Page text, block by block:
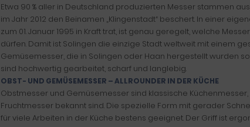
Etwa 90 % aller in Deutschland produzierten Messer stammen
im Jahr 2012 den Beinamen „Klingenstadt“ beschert. In einer
zum 01. Januar 1995 in Kraft trat, ist genau geregelt, welche
dürfen. Damit ist Solingen die einzige Stadt weltweit mit einem
Gemüsemesser, die in Solingen oder Haan hergestellt wurden
sind hochwertig gearbeitet, scharf und langlebig.
OBST- UND GEMÜSEMESSER – ALLROUNDER IN DER KÜCHE
Obstmesser und Gemüsemesser sind klassische
Fruchtmesser bekannt sind. Die spezielle Form mit gerader
für viele Arbeiten in der Küche bestens geeignet. Der Griff ist